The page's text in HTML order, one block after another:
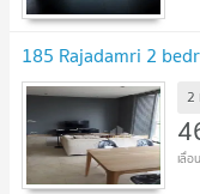
185 Rajadamri 2
2